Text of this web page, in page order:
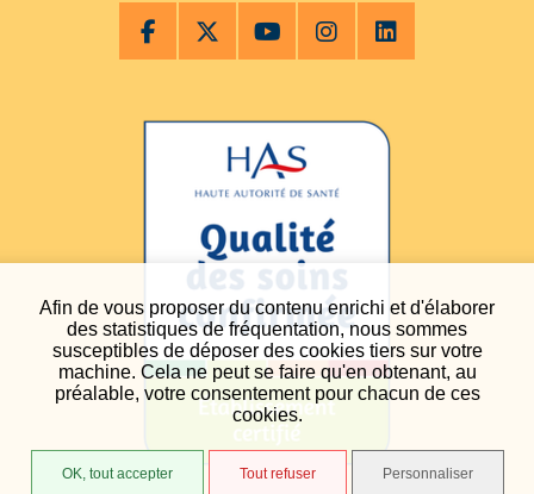
Afin de vous proposer du contenu enrichi et d'élaborer
des statistiques de fréquentation, nous sommes
susceptibles de déposer des cookies tiers sur votre
machine. Cela ne peut se faire qu'en obtenant, au
préalable, votre consentement pour chacun de ces
cookies.
OK, tout accepter Tout refuser Personnaliser